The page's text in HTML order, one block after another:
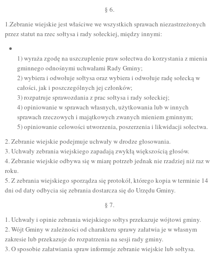
§ 6.
1.Zebranie wiejskie jest właściwe we wszystkich sprawach niezastrzeżonych
przez statut na rzec sołtysa i rady sołeckiej, między innymi:
1) wyraża zgodę na uszczuplenie praw sołectwa do korzystania z mienia
gminnego odnośnymi uchwałami Rady Gminy;
2) wybiera i odwołuje sołtysa oraz wybiera i odwołuje radę sołecką w
całości, jak i poszczególnych jej członków;
3) rozpatruje sprawozdania z prac sołtysa i rady sołeckiej;
4) opiniowanie w sprawach własnych, użytkowania lub w innych
sprawach rzeczowych i majątkowych zwanych mieniem gminnym;
5) opiniowanie celowości utworzenia, poszerzenia i likwidacji sołectwa.
2. Zebranie wiejskie podejmuje uchwały w drodze głosowania.
3. Uchwały zebrania wiejskiego zapadają zwykłą większością głosów.
4. Zebranie wiejskie odbywa się w miarę potrzeb jednak nie rzadziej niż raz w
roku.
5. Z zebrania wiejskiego sporządza się protokół, którego kopia w terminie 14
dni od daty odbycia się zebrania dostarcza się do Urzędu Gminy.
§ 7.
1. Uchwały i opinie zebrania wiejskiego sołtys przekazuje wójtowi gminy.
2. Wójt Gminy w zależności od charakteru sprawy załatwia je w własnym
zakresie lub przekazuje do rozpatrzenia na sesji rady gminy.
3. O sposobie załatwiania spraw informuje zebranie wiejskie lub sołtysa.